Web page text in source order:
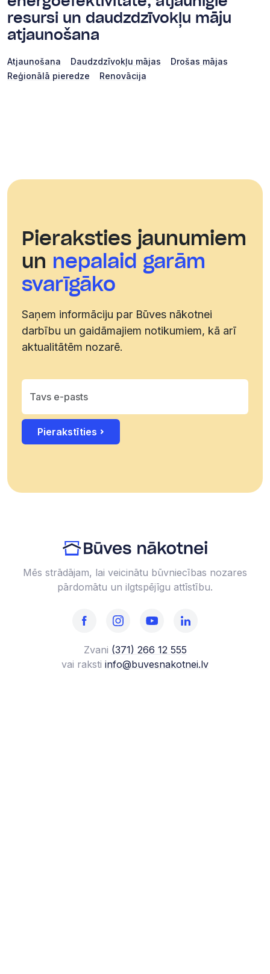
resursi un daudzdzīvokļu māju
atjaunošana
Atjaunošana Daudzdzīvokļu mājas
Drošas mājas
Reģionālā pieredze
Renovācija
Pieraksties jaunumiem
un nepalaid garām
svarīgāko
Saņem informāciju par Būves nākotnei
darbību un gaidāmajiem notikumiem, kā arī
aktualitātēm nozarē.
Pierakstīties
Mēs strādājam, lai veicinātu būvniecības nozares
pārdomātu un ilgtspējīgu attīstību.
Zvani (371) 266 12 555‬
vai raksti info@buvesnakotnei.lv